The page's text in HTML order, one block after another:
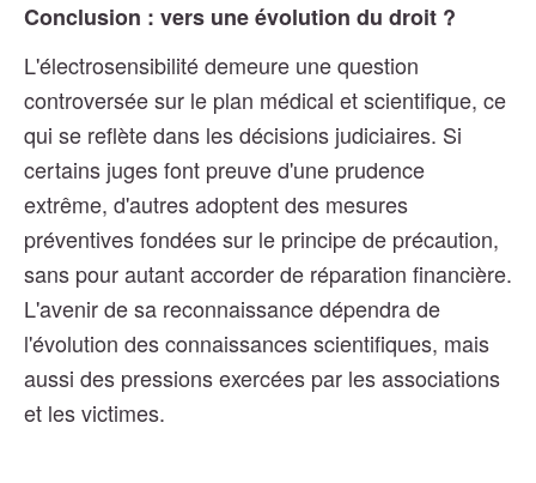
Conclusion : vers une évolution du droit ?
L'électrosensibilité demeure une question
controversée sur le plan médical et scientifique, ce
qui se reflète dans les décisions judiciaires. Si
certains juges font preuve d'une prudence
extrême, d'autres adoptent des mesures
préventives fondées sur le principe de précaution,
sans pour autant accorder de réparation financière.
L'avenir de sa reconnaissance dépendra de
l'évolution des connaissances scientifiques, mais
aussi des pressions exercées par les associations
et les victimes.